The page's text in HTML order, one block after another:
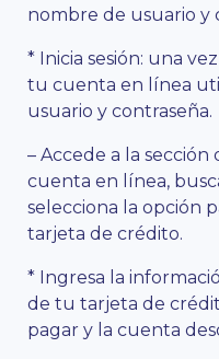
nombre de usuario y
* Inicia sesión: una
tu cuenta en línea
usuario y contraseña.
– Accede a la
cuenta en línea,
selecciona la opción
tarjeta de crédito.
* Ingresa la
de tu tarjeta de
pagar y la cuenta